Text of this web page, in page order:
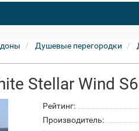
Душевые перегородки
Stellar Wind
Рейтинг:
Производитель: